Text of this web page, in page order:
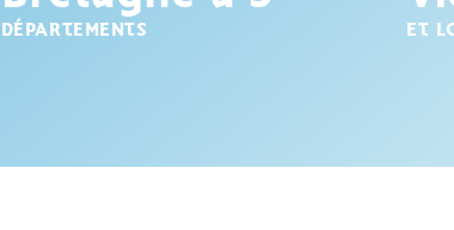
DÉPARTEMENTS ET